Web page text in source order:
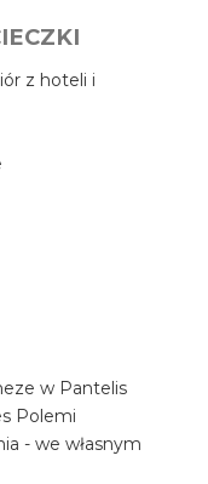
z hoteli i
w Pantelis
Polemi
- we własnym